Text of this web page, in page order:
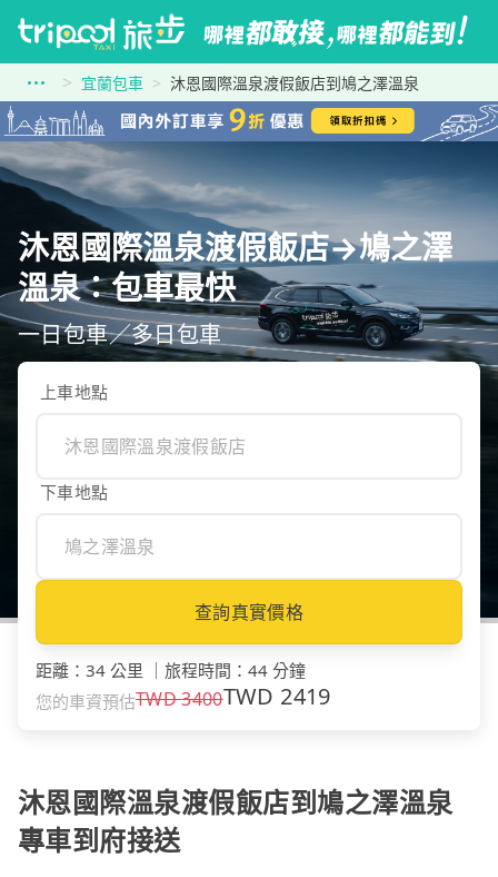
宜蘭包車 沐恩國際溫泉渡假飯店到鳩之澤溫泉
沐恩國際溫泉渡假飯店→鳩之澤
溫泉：包車最快
一日包車／多日包車
上車地點
下車地點
查詢真實價格
距離 ： 34 公里 旅程時間 ： 44 分鐘
您的車資預估TWD3400TWD 2419
沐恩國際溫泉渡假飯店到鳩之澤溫泉
專車到府接送